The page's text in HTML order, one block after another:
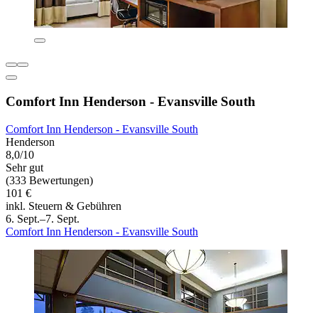
Comfort Inn Henderson - Evansville South
Comfort Inn Henderson - Evansville South
Henderson
8,0/10
Sehr gut
(333 Bewertungen)
101 €
inkl. Steuern & Gebühren
6. Sept.–7. Sept.
Comfort Inn Henderson - Evansville South